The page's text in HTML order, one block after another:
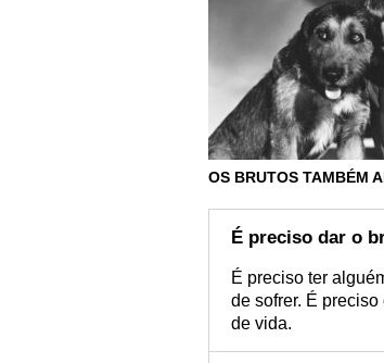
OS BRUTOS TAMBÉM
É preciso dar o
É preciso ter
de sofrer. É
de vida.